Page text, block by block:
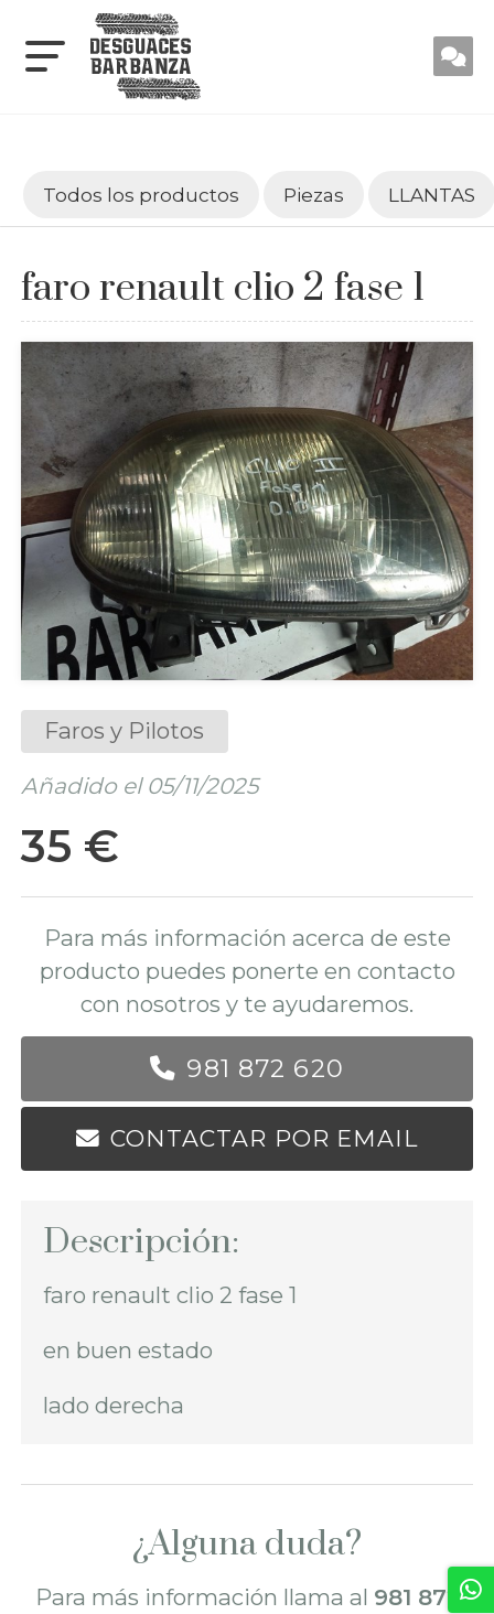
Todos los productos Piezas LLANTAS
faro renault clio 2 fase 1
Faros y Pilotos
Añadido el 05/11/2025
35 €
Para más información acerca de este
producto puedes ponerte en contacto
con nosotros y te ayudaremos.
981 872 620
CONTACTAR POR EMAIL
Descripción:
faro renault clio 2 fase 1
en buen estado
lado derecha
¿Alguna duda?
Para más información llama al 981 872